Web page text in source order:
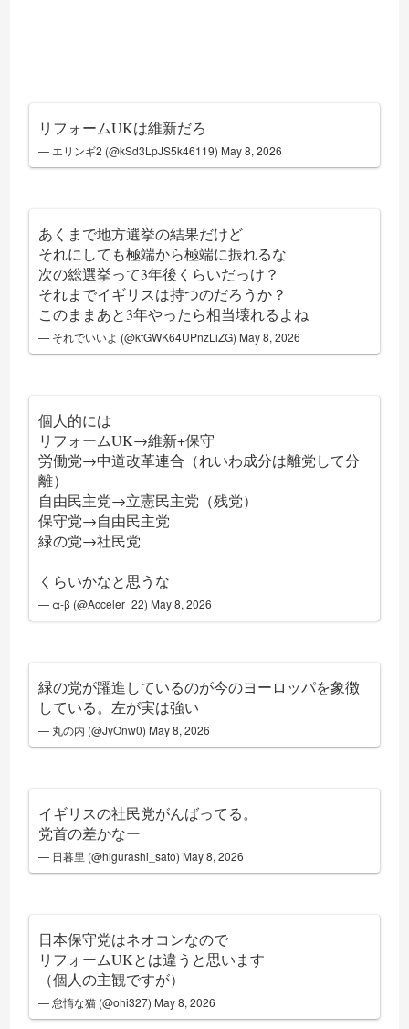
リフォームUKは維新だろ
— エリンギ2 (@kSd3LpJS5k46119) May 8, 2026
あくまで地方選挙の結果だけど
それにしても極端から極端に振れるな
次の総選挙って3年後くらいだっけ？
それまでイギリスは持つのだろうか？
このままあと3年やったら相当壊れるよね
— それでいいよ (@kfGWK64UPnzLiZG) May 8, 2026
個人的には
リフォームUK→維新+保守
労働党→中道改革連合（れいわ成分は離党して分
離）
自由民主党→立憲民主党（残党）
保守党→自由民主党
緑の党→社民党
くらいかなと思うな
— α-β (@Acceler_22) May 8, 2026
緑の党が躍進しているのが今のヨーロッパを象徴
している。左が実は強い
— 丸の内 (@JyOnw0) May 8, 2026
イギリスの社民党がんばってる。
党首の差かなー
— 日暮里 (@higurashi_sato) May 8, 2026
日本保守党はネオコンなので
リフォームUKとは違うと思います
（個人の主観ですが）
— 怠惰な猫 (@ohi327) May 8, 2026